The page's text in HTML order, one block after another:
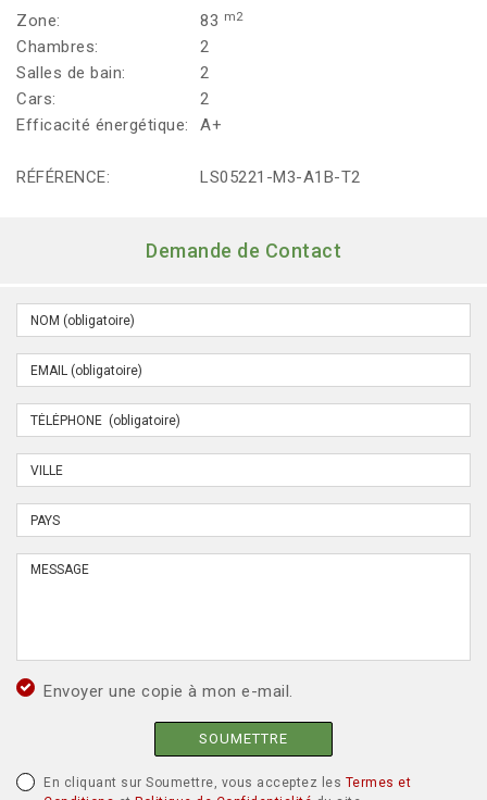
Zone:
83 m2
Chambres:
2
Salles de bain:
2
Cars:
2
Efficacité énergétique:
A+
RÉFÉRENCE: LS05221-M3-A1B-T2
Demande de Contact
Envoyer une copie à mon e-mail.
SOUMETTRE
En cliquant sur Soumettre, vous acceptez les Termes et